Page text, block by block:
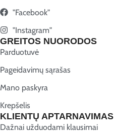
"Facebook"
"Instagram"
GREITOS NUORODOS
Parduotuvė
Pageidavimų sąrašas
Mano paskyra
Krepšelis
KLIENTŲ APTARNAVIMAS
Dažnai užduodami klausimai